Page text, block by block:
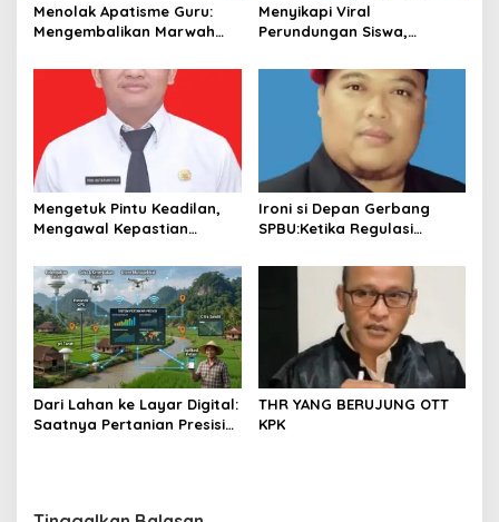
Menolak Apatisme Guru:
Mengembalikan Marwah
Bayang Kriminalisasi
Menyikapi Viral
Perundungan Siswa,
Fondasi Etika di Sekolah
Mengetuk Pintu Keadilan,
Mengawal Kepastian
APBN
Ironi si Depan Gerbang
SPBU:Ketika Regulasi
Membentur Perut Rakyat
Dari Lahan ke Layar Digital:
Saatnya Pertanian Presisi
THR YANG BERUJUNG OTT
KPK